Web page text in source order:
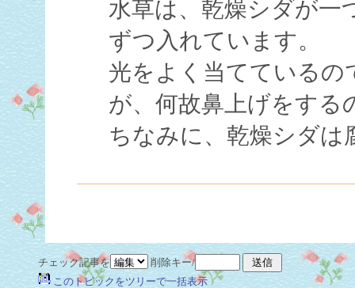
水草は、乾燥シダが一
ずつ入れています。
光をよく当てているの
が、何故鼻上げをする
ちなみに、乾燥シダは
チェック記事を
削除キー/
このトピックをツリーで一括表示